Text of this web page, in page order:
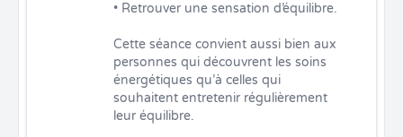
• Retrouver une sensation d’équilibre.
Cette séance convient aussi bien aux
personnes qui découvrent les soins
énergétiques qu’à celles qui
souhaitent entretenir régulièrement
leur équilibre.